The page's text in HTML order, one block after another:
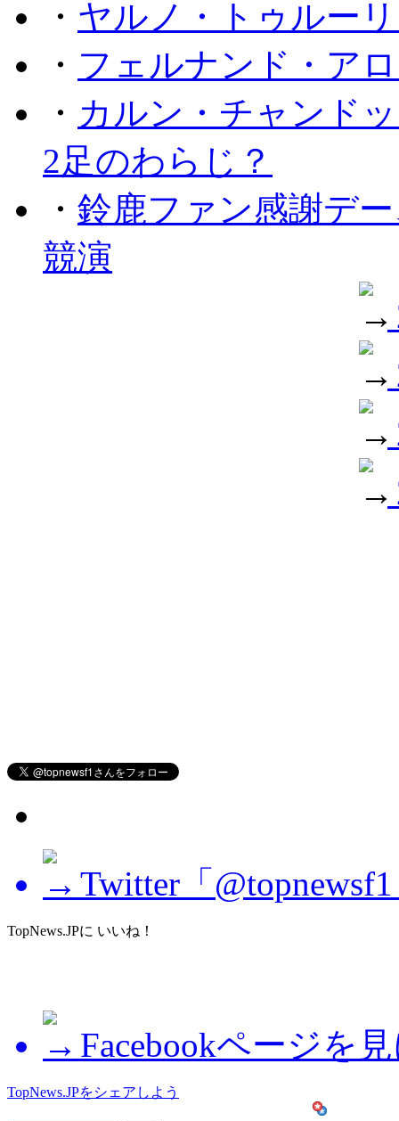
・ ヤルノ・トゥルー
・ フェルナンド・ア
・ カルン・チャンド
2足のわらじ？
・ 鈴鹿ファン感謝デ
競演
Twitter「
TopNews.JPに いいね！
Facebookページを
TopNews.JPをシェアしよう